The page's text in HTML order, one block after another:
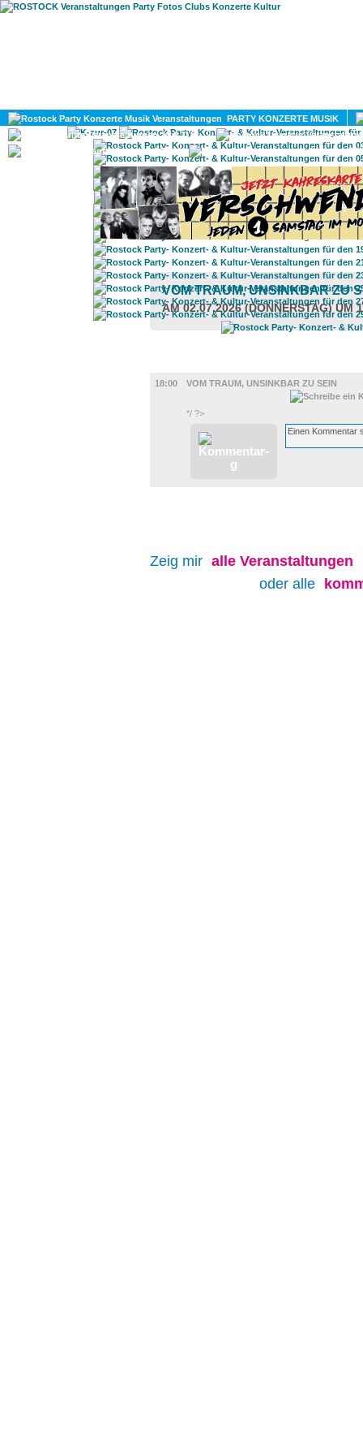
PARTY KONZERTE MUSIK
KULTUR
GAY
VOM TRAUM, UNSINKBAR ZU
AM 02.07.2026 (DONNERSTAG) UM
18:00
VOM TRAUM, UNSINKBAR ZU SEIN
*/ ?>
Zeig mir alle Veranstaltungen
oder alle